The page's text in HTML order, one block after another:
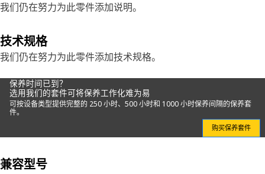
我们仍在努力为此零件添加说明。
技术规格
我们仍在努力为此零件添加技术规格。
保养时间已到？
选用我们的套件可将保养工作化难为易
可按设备类型提供完整的 250 小时、500 小时和 1000 小时保养间隔的保养套
件。
购买保养套件
兼容型号